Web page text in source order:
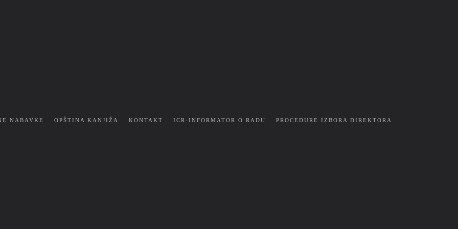
NABAVKE OPŠTINA KANJIŽA KONTAKT ICR-INFORMATOR O RADU PROCEDURE IZBORA DIREKTORA